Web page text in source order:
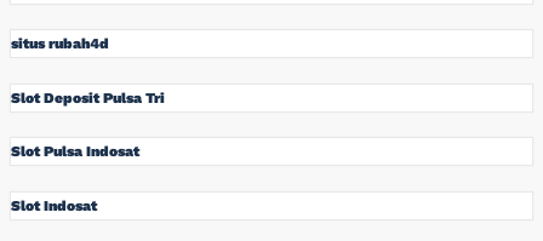
situs rubah4d
Slot Deposit Pulsa Tri
Slot Pulsa Indosat
Slot Indosat